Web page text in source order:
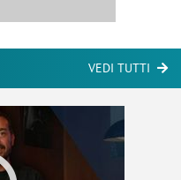
VEDI TUTTI